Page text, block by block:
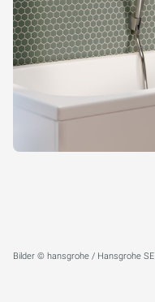
Bilder © hansgrohe / Hansgrohe SE